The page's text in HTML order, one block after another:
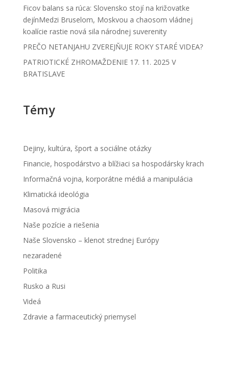
Ficov balans sa rúca: Slovensko stojí na križovatke
dejínMedzi Bruselom, Moskvou a chaosom vládnej
koalície rastie nová sila národnej suverenity
PREČO NETANJAHU ZVEREJŇUJE ROKY STARÉ VIDEA?
PATRIOTICKÉ ZHROMAŽDENIE 17. 11. 2025 V
BRATISLAVE
Témy
Dejiny, kultúra, šport a sociálne otázky
Financie, hospodárstvo a blížiaci sa hospodársky krach
Informačná vojna, korporátne médiá a manipulácia
Klimatická ideológia
Masová migrácia
Naše pozície a riešenia
Naše Slovensko – klenot strednej Európy
nezaradené
Politika
Rusko a Rusi
Videá
Zdravie a farmaceutický priemysel